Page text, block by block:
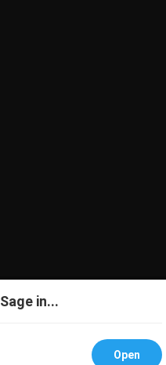
AstroSage.com
in...
Open